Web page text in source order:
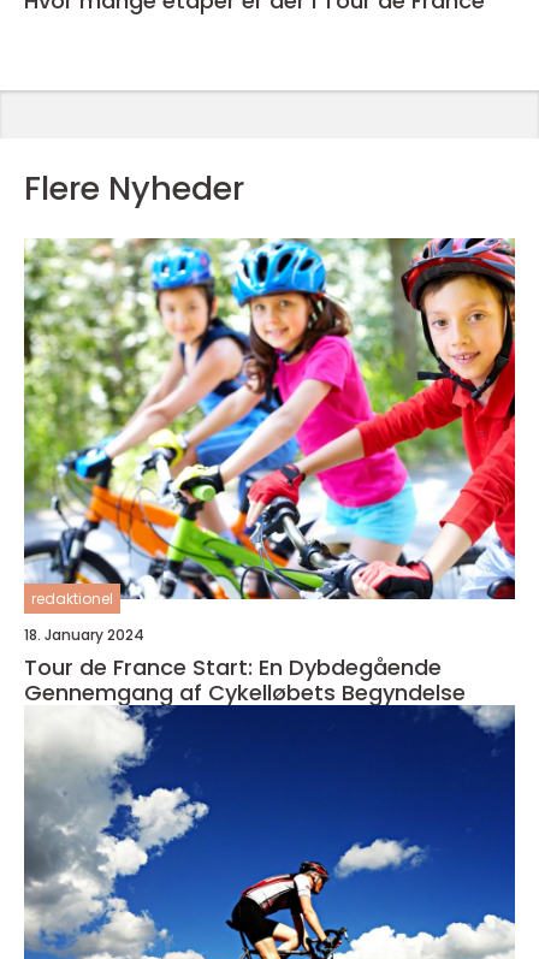
Flere Nyheder
redaktionel
18. January 2024
Tour de France Start: En Dybdegående
Gennemgang af Cykelløbets Begyndelse